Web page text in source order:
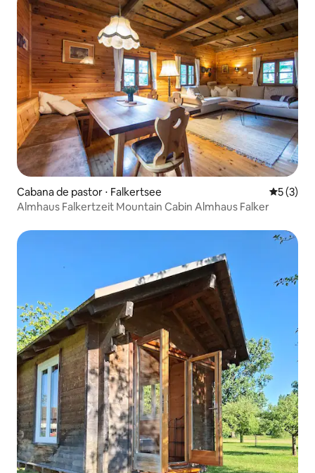
Cabana de pastor ⋅ Falkertsee 5 de
5 (3)
Almhaus Falkertzeit Mountain Cabin Almhaus Falker